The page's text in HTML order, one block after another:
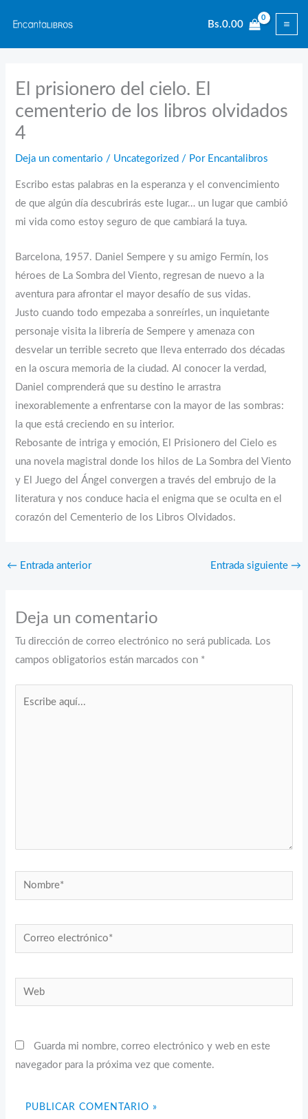
contenido
Bs.0.00
El prisionero del cielo. El
cementerio de los libros olvidados
4
Deja un comentario / Uncategorized / Por Encantalibros
Escribo estas palabras en la esperanza y el convencimiento
de que algún día descubrirás este lugar… un lugar que cambió
mi vida como estoy seguro de que cambiará la tuya.
Barcelona, 1957. Daniel Sempere y su amigo Fermín, los
héroes de La Sombra del Viento, regresan de nuevo a la
aventura para afrontar el mayor desafío de sus vidas.
Justo cuando todo empezaba a sonreírles, un inquietante
personaje visita la librería de Sempere y amenaza con
desvelar un terrible secreto que lleva enterrado dos décadas
en la oscura memoria de la ciudad. Al conocer la verdad,
Daniel comprenderá que su destino le arrastra
inexorablemente a enfrentarse con la mayor de las sombras:
la que está creciendo en su interior.
Rebosante de intriga y emoción, El Prisionero del Cielo es
una novela magistral donde los hilos de La Sombra del Viento
y El Juego del Ángel convergen a través del embrujo de la
literatura y nos conduce hacia el enigma que se oculta en el
corazón del Cementerio de los Libros Olvidados.
← Entrada anterior Entrada siguiente →
Deja un comentario
Tu dirección de correo electrónico no será publicada. Los
campos obligatorios están marcados con *
Nombre*
Correo
electrónico*
Web
Guarda mi nombre, correo electrónico y web en este
navegador para la próxima vez que comente.